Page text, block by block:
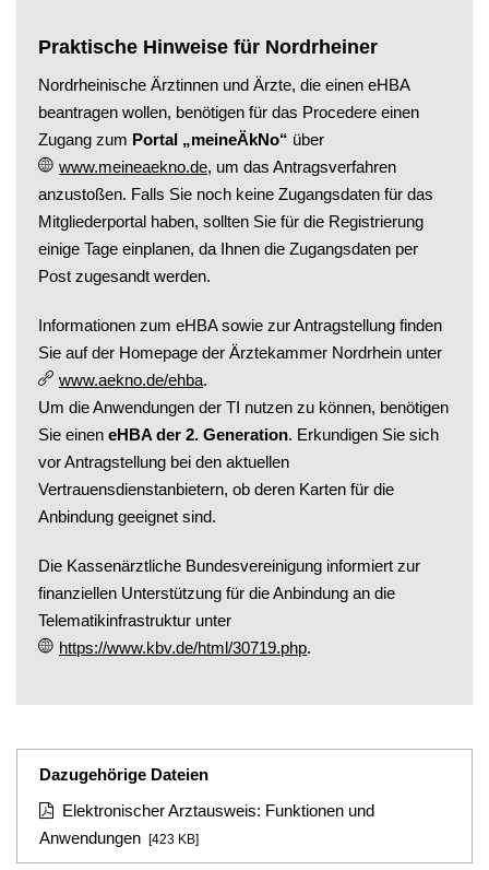
Praktische Hinweise für Nordrheiner
Nordrheinische Ärztinnen und Ärzte, die einen eHBA
beantragen wollen, benötigen für das Procedere einen
Zugang zum Portal „meineÄkNo“ über
www.meineaekno.de, um das Antragsverfahren
anzustoßen. Falls Sie noch keine Zugangsdaten für das
Mitgliederportal haben, sollten Sie für die Registrierung
einige Tage einplanen, da Ihnen die Zugangsdaten per
Post zugesandt werden.
Informationen zum eHBA sowie zur Antragstellung finden
Sie auf der Homepage der Ärztekammer Nordrhein unter
www.aekno.de/ehba.
Um die Anwendungen der TI nutzen zu können, benötigen
Sie einen eHBA der 2. Generation. Erkundigen Sie sich
vor Antragstellung bei den aktuellen
Vertrauensdienstanbietern, ob deren Karten für die
Anbindung geeignet sind.
Die Kassenärztliche Bundesvereinigung informiert zur
finanziellen Unterstützung für die Anbindung an die
Telematikinfrastruktur unter
https://www.kbv.de/html/30719.php.
Dazugehörige Dateien
Elektronischer Arztausweis: Funktionen und
Anwendungen [423 KB]